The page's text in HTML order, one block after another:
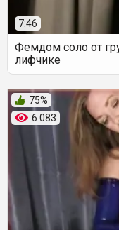
7:46
Фемдом соло от
лифчике
6 083
75%